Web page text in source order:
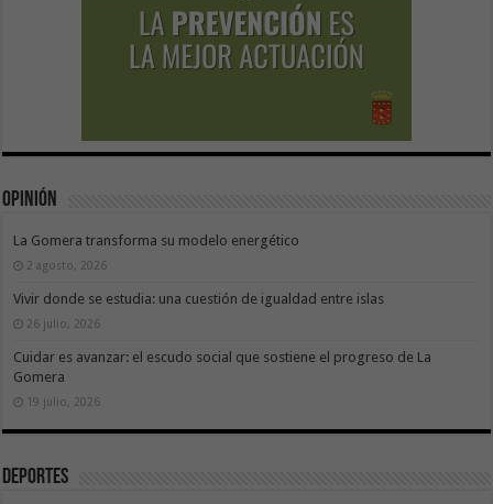
Opinión
La Gomera transforma su modelo energético
2 agosto, 2026
Vivir donde se estudia: una cuestión de igualdad entre islas
26 julio, 2026
Cuidar es avanzar: el escudo social que sostiene el progreso de La
Gomera
19 julio, 2026
Deportes